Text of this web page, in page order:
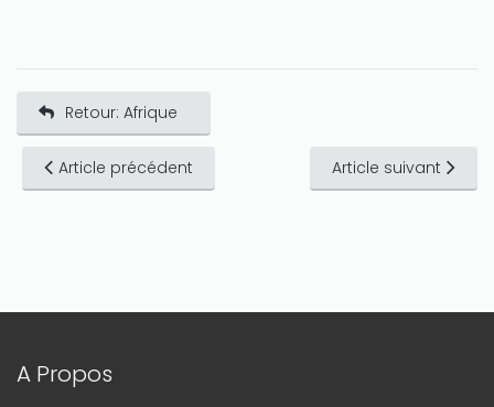
Retour: Afrique
Article précédent Article suivant
A Propos